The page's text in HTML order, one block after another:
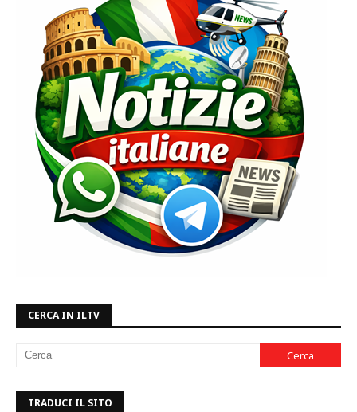
CERCA IN ILTV
TRADUCI IL SITO